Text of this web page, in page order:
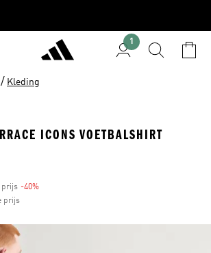
1
/ Kleding
ICONS VOETBALSHIRT
prijs -40%
prijs